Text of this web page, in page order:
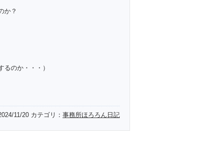
か？
のか・・・）
11/20 カテゴリ： 事務所ほろろん日記